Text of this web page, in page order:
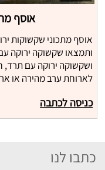
אוסף
אוסף מתכוני שקשוקות
ותמצאו שקשוקה ירוקה
ושקשוקה ירוקה עם תרד,
לארוחת ערב מהירה או
כניסה לכתבה
כתבו לנו